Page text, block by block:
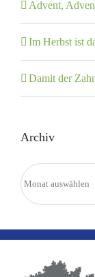
Advent,
Im Herbst ist
Damit der
Archiv
Archiv